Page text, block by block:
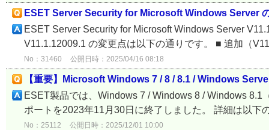
ESET Server Security for Microsoft Windows Server
ESET Server Security for Microsoft Windows Server
V11.1.12009.1 の変更点は以下の通りです。 ■ 追加（
No：31460 公開日時：2025/04/16 08:18
【重要】Microsoft Windows 7 / 8 / 8.1 / Windows
ESET製品では、Windows 7 / Windows 8 / Windows
ポートを2023年11月30日に終了しました。 詳細は以
No：25112 公開日時：2025/12/01 10:00